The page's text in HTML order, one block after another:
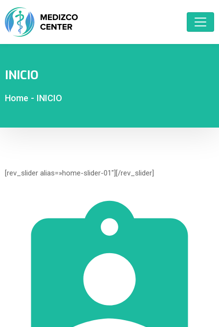
INICIO
Home - INICIO
[rev_slider alias=»home-slider-01″][/rev_slider]